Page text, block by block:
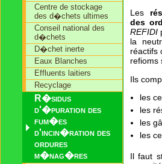
Les
des
REFIDI
la
réactifs
refioms
Ils
les
les
les
les
Il faut
Centre de stockage
des d�chets ultimes
Conseil national des
d�chets
D�chet inerte
Eaux Blanches
Effluents laitiers
Recyclage
R�sidus
d'�puration des
fum�es
d'incin�ration des
ordures
m�nag�res